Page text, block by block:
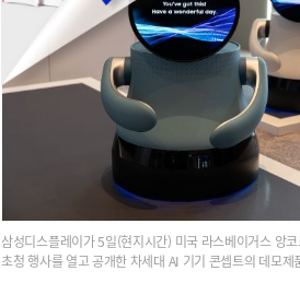
삼성디스플레이가 5일(현지시간) 미국 라스베이거스 앙
초청 행사를 열고 공개한 차세대 AI 기기 콘셉트의 데모